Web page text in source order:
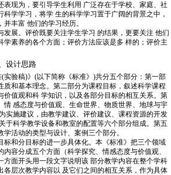
现为，要引导学生利用 广泛存在于学校、家庭、社
学学习，将学 生的科学学习置于广阔的背景之中，
丰富 他们的学习经历。
展。评价既要关注学生学习 的结果，更要关注 他们
素养的各个方面；评价方法应该是多 样的；评价主
设计思路
验稿)》(以下简称《标准》)共分五个部分：第一部
和基本理念。第二部分为课程目标，叙述科学课程
值观和科 学知识，以及各部分目标的相互关系。第
感态度与价值观、生命世界、物质世界、地球与宇
实施建议，由教学建议、评价建议、课程资源的开发
于科学教学设备和教室的配置等六个部分组成。第五
活动的类型与设计、案例三个部分。
和分目标的进一步具体化。本《标准》把三个领域
容分成五个方面（科学探究、情感态度与价值观、
面开头用一段文字说明该 部分教学内容在整个学科
层次教学内容以 及它们之间的相互关系，作为具体